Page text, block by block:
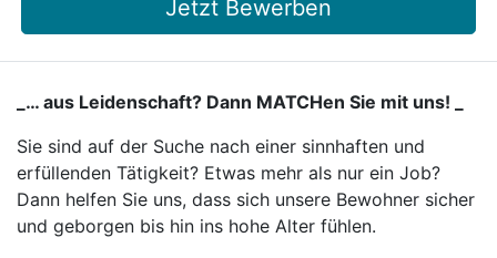
Jetzt Bewerben
_… aus Leidenschaft? Dann MATCHen Sie mit uns! _
Sie sind auf der Suche nach einer sinnhaften und
erfüllenden Tätigkeit? Etwas mehr als nur ein Job?
Dann helfen Sie uns, dass sich unsere Bewohner sicher
und geborgen bis hin ins hohe Alter fühlen.